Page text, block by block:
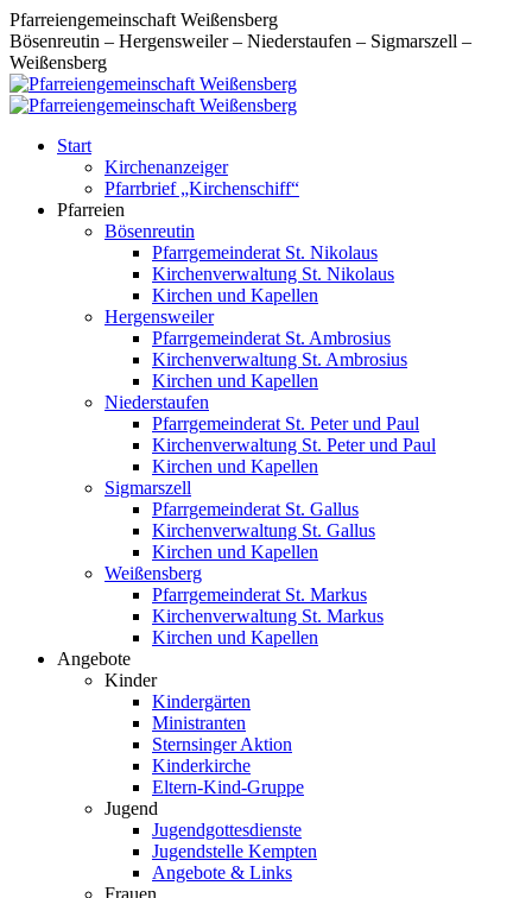
Zum
Inhalt
springen
Pfarreiengemeinschaft Weißensberg
Bösenreutin – Hergensweiler – Niederstaufen – Sigmarszell –
Weißensberg
Start
Kirchenanzeiger
Pfarrbrief „Kirchenschiff“
Pfarreien
Bösenreutin
Pfarrgemeinderat St. Nikolaus
Kirchenverwaltung St. Nikolaus
Kirchen und Kapellen
Hergensweiler
Pfarrgemeinderat St. Ambrosius
Kirchenverwaltung St. Ambrosius
Kirchen und Kapellen
Niederstaufen
Pfarrgemeinderat St. Peter und Paul
Kirchenverwaltung St. Peter und Paul
Kirchen und Kapellen
Sigmarszell
Pfarrgemeinderat St. Gallus
Kirchenverwaltung St. Gallus
Kirchen und Kapellen
Weißensberg
Pfarrgemeinderat St. Markus
Kirchenverwaltung St. Markus
Kirchen und Kapellen
Angebote
Kinder
Kindergärten
Ministranten
Sternsinger Aktion
Kinderkirche
Eltern-Kind-Gruppe
Jugend
Jugendgottesdienste
Jugendstelle Kempten
Angebote & Links
Frauen